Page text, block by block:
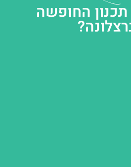
החופשה